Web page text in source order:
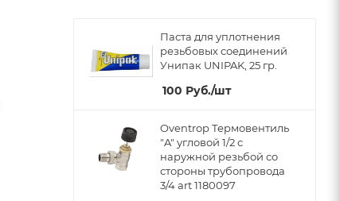
Паста для уплотнения
резьбовых соединений
Унипак UNIPAK, 25 гр.
100 Руб./шт
Oventrop Термовентиль
"A" угловой 1/2 с
наружной резьбой со
стороны трубопровода
3/4 art 1180097